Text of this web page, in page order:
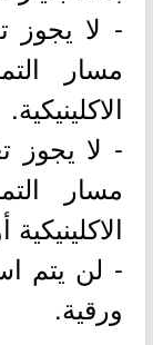
- لا يجوز
مسار
الاكلينيكية.
- لا يجوز
مسار
- لن يتم
ورقية.